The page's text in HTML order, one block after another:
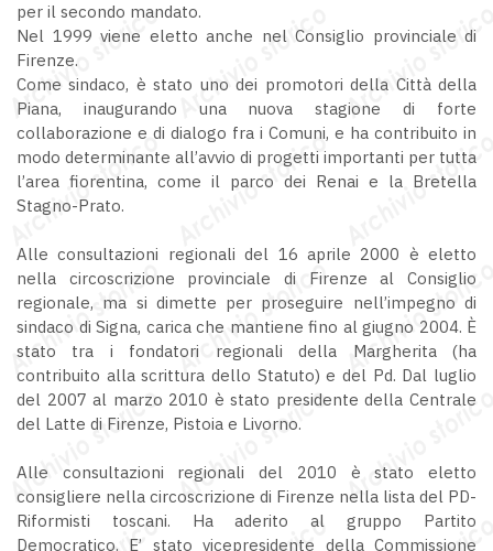
per il secondo mandato.
Nel 1999 viene eletto anche nel Consiglio provinciale di
Firenze.
Come sindaco, è stato uno dei promotori della Città della
Piana, inaugurando una nuova stagione di forte
collaborazione e di dialogo fra i Comuni, e ha contribuito in
modo determinante all’avvio di progetti importanti per tutta
l’area fiorentina, come il parco dei Renai e la Bretella
Stagno-Prato.
Alle consultazioni regionali del 16 aprile 2000 è eletto
nella circoscrizione provinciale di Firenze al Consiglio
regionale, ma si dimette per proseguire nell’impegno di
sindaco di Signa, carica che mantiene fino al giugno 2004. È
stato tra i fondatori regionali della Margherita (ha
contribuito alla scrittura dello Statuto) e del Pd. Dal luglio
del 2007 al marzo 2010 è stato presidente della Centrale
del Latte di Firenze, Pistoia e Livorno.
Alle consultazioni regionali del 2010 è stato eletto
consigliere nella circoscrizione di Firenze nella lista del PD-
Riformisti toscani. Ha aderito al gruppo Partito
Democratico. E’ stato vicepresidente della Commissione